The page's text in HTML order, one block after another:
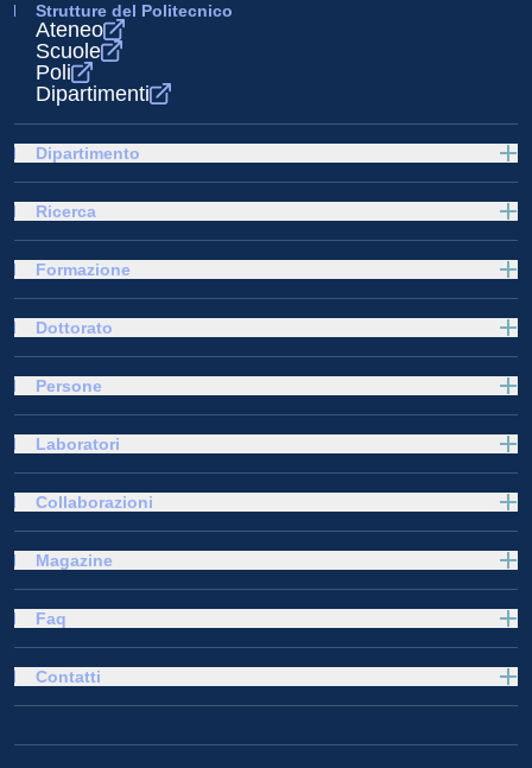
Strutture del Politecnico
Ateneo
Scuole
Poli
Dipartimenti
Dipartimento
Ricerca
Formazione
Dottorato
Persone
Laboratori
Collaborazioni
Magazine
Faq
Contatti